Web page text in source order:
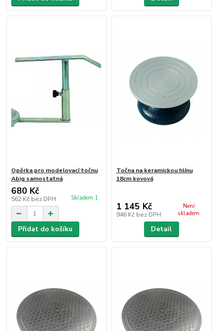
Opěrka pro modelovací točnu
Abig samostatná
680 Kč
562 Kč bez DPH Skladem 1
Přidat do košíku
Točna na keramickou hlínu
18cm kovová
1 145 Kč
946 Kč bez DPH
Není
skladem
Detail